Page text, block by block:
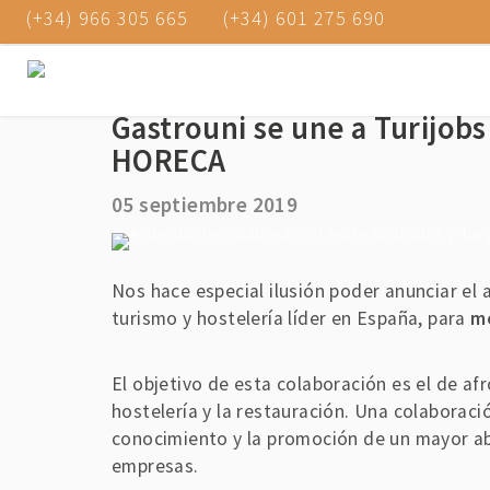
(+34) 966 305 665 (+34) 601 275 690
Gastrouni se une a
HORECA
05 septiembre 2019
Nos hace especial ilusión poder anunciar
turismo y hostelería líder en España, para
El objetivo de esta colaboración es el de
hostelería y la restauración. Una
conocimiento y la promoción de un mayor
empresas.